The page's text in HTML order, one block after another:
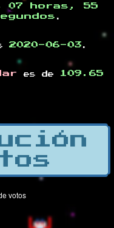
07 horas, 55
.
2020-06-03 .
es de
109.65